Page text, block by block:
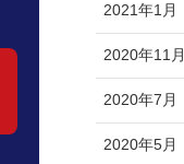
2021年1月
2020年11月
2020年7月
2020年5月